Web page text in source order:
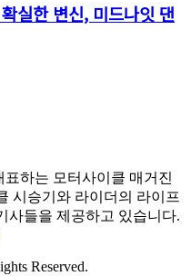
실한 변신, 미드나잇 댄
하는 모터사이클 매거진
시승기와 라이더의 라이프
사들을 제공하고 있습니다.
Reserved.